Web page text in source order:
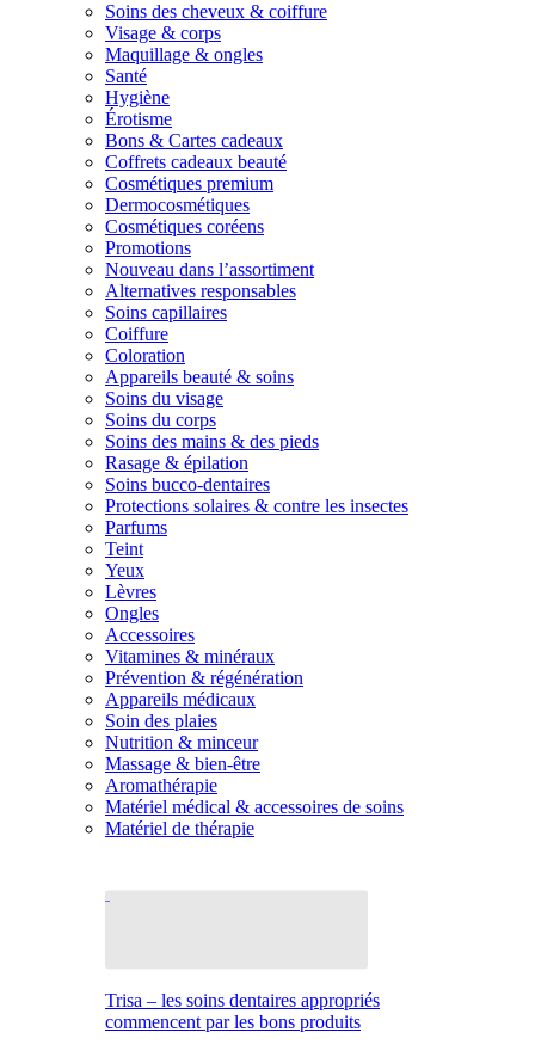
Soins des cheveux & coiffure
Visage & corps
Maquillage & ongles
Santé
Hygiène
Érotisme
Bons & Cartes cadeaux
Coffrets cadeaux beauté
Cosmétiques premium
Dermocosmétiques
Cosmétiques coréens
Promotions
Nouveau dans l’assortiment
Alternatives responsables
Soins capillaires
Coiffure
Coloration
Appareils beauté & soins
Soins du visage
Soins du corps
Soins des mains & des pieds
Rasage & épilation
Soins bucco-dentaires
Protections solaires & contre les insectes
Parfums
Teint
Yeux
Lèvres
Ongles
Accessoires
Vitamines & minéraux
Prévention & régénération
Appareils médicaux
Soin des plaies
Nutrition & minceur
Massage & bien-être
Aromathérapie
Matériel médical & accessoires de soins
Matériel de thérapie
Trisa – les soins dentaires appropriés
commencent par les bons produits